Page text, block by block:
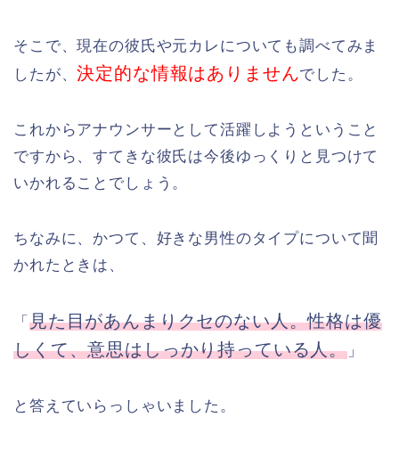
そこで、現在の彼氏や元カレについても調べてみま
したが、決定的な情報はありませんでした。
これからアナウンサーとして活躍しようということ
ですから、すてきな彼氏は今後ゆっくりと見つけて
いかれることでしょう。
ちなみに、かつて、好きな男性のタイプについて聞
かれたときは、
「 見た目があんまりクセのない人。性格は優
しくて、意思はしっかり持っている人。 」
と答えていらっしゃいました。